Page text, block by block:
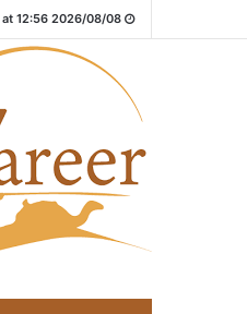
2026/08/08 at 12:56